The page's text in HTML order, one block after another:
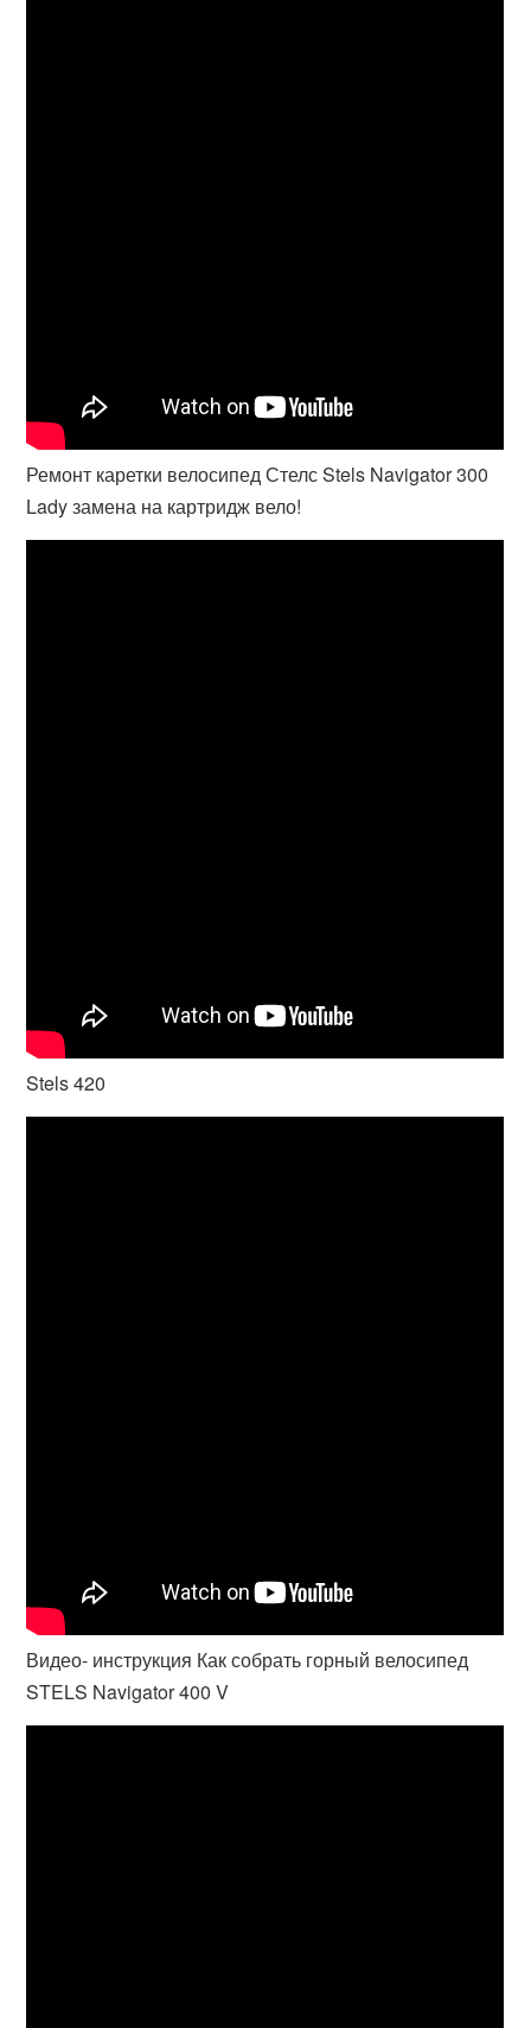
Ремонт каретки велосипед Стелс Stels Navigator 300
Lady замена на картридж вело!
Stels 420
Видео- инструкция Как собрать горный велосипед
STELS Navigator 400 V